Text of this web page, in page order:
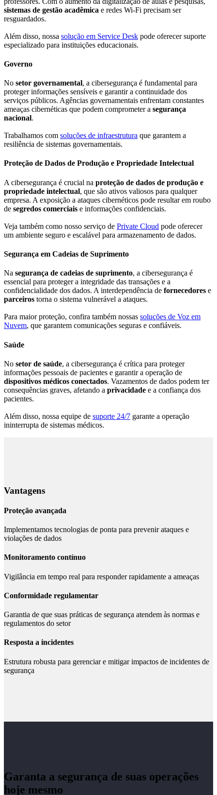
sistemas de gestão acadêmica e redes Wi-Fi precisam ser
resguardados.
Além disso, nossa solução em Service Desk pode oferecer suporte
especializado para instituições educacionais.
Governo
No setor governamental, a cibersegurança é fundamental para
proteger informações sensíveis e garantir a continuidade dos
serviços públicos. Agências governamentais enfrentam constantes
ameaças cibernéticas que podem comprometer a segurança
nacional.
Trabalhamos com soluções de infraestrutura que garantem a
resiliência de sistemas governamentais.
Proteção de Dados de Produção e Propriedade Intelectual
A cibersegurança é crucial na proteção de dados de produção e
propriedade intelectual, que são ativos valiosos para qualquer
empresa. A exposição a ataques cibernéticos pode resultar em roubo
de segredos comerciais e informações confidenciais.
Veja também como nosso serviço de Private Cloud pode oferecer
um ambiente seguro e escalável para armazenamento de dados.
Segurança em Cadeias de Suprimento
Na segurança de cadeias de suprimento, a cibersegurança é
essencial para proteger a integridade das transações e a
confidencialidade dos dados. A interdependência de fornecedores e
parceiros torna o sistema vulnerável a ataques.
Para maior proteção, confira também nossas soluções de Voz em
Nuvem, que garantem comunicações seguras e confiáveis.
Saúde
No setor de saúde, a cibersegurança é crítica para proteger
informações pessoais de pacientes e garantir a operação de
dispositivos médicos conectados. Vazamentos de dados podem ter
consequências graves, afetando a privacidade e a confiança dos
pacientes.
Além disso, nossa equipe de suporte 24/7 garante a operação
ininterrupta de sistemas médicos.
Vantagens
Proteção avançada
Implementamos tecnologias de ponta para prevenir ataques e
violações de dados
Monitoramento contínuo
Vigilância em tempo real para responder rapidamente a ameaças
Conformidade regulamentar
Garantia de que suas práticas de segurança atendem às normas e
regulamentos do setor
Resposta a incidentes
Estrutura robusta para gerenciar e mitigar impactos de incidentes de
segurança
Garanta a segurança de suas operações
hoje mesmo